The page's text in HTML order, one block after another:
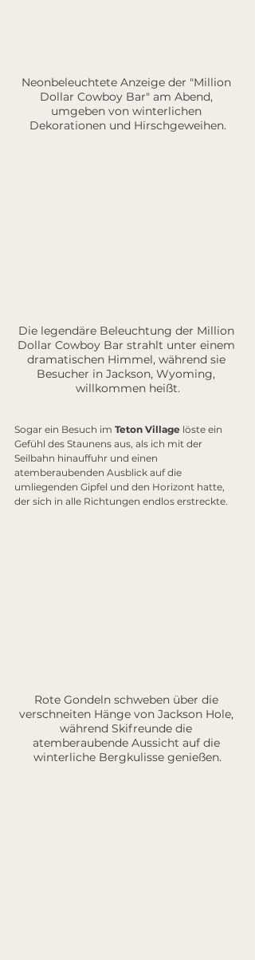
Neonbeleuchtete Anzeige der "Million
Dollar Cowboy Bar" am Abend,
umgeben von winterlichen
Dekorationen und Hirschgeweihen.
Die legendäre Beleuchtung der Million
Dollar Cowboy Bar strahlt unter einem
dramatischen Himmel, während sie
Besucher in Jackson, Wyoming,
willkommen heißt.
Sogar ein Besuch im Teton Village löste ein
Gefühl des Staunens aus, als ich mit der
Seilbahn hinauffuhr und einen
atemberaubenden Ausblick auf die
umliegenden Gipfel und den Horizont hatte,
der sich in alle Richtungen endlos erstreckte.
Rote Gondeln schweben über die
verschneiten Hänge von Jackson Hole,
während Skifreunde die
atemberaubende Aussicht auf die
winterliche Bergkulisse genießen.